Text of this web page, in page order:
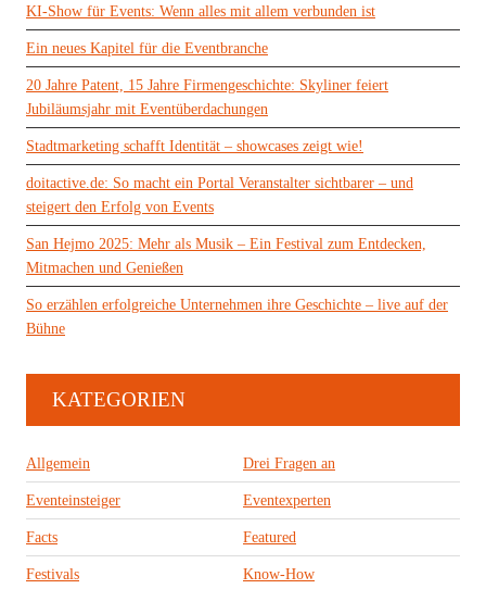
KI-Show für Events: Wenn alles mit allem verbunden ist
Ein neues Kapitel für die Eventbranche
20 Jahre Patent, 15 Jahre Firmengeschichte: Skyliner feiert
Jubiläumsjahr mit Eventüberdachungen
Stadtmarketing schafft Identität – showcases zeigt wie!
doitactive.de: So macht ein Portal Veranstalter sichtbarer – und
steigert den Erfolg von Events
San Hejmo 2025: Mehr als Musik – Ein Festival zum Entdecken,
Mitmachen und Genießen
So erzählen erfolgreiche Unternehmen ihre Geschichte – live auf der
Bühne
KATEGORIEN
Allgemein Drei Fragen an
Eventeinsteiger Eventexperten
Facts Featured
Festivals Know-How